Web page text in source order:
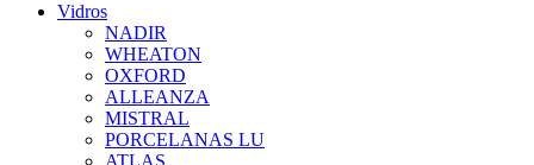
Vidros
NADIR
WHEATON
OXFORD
ALLEANZA
MISTRAL
PORCELANAS LU
ATLAS